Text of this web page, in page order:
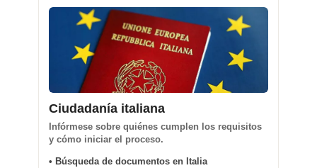
Ciudadanía italiana
Infórmese sobre quiénes cumplen los requisitos
y cómo iniciar el proceso.
• Búsqueda de documentos en Italia